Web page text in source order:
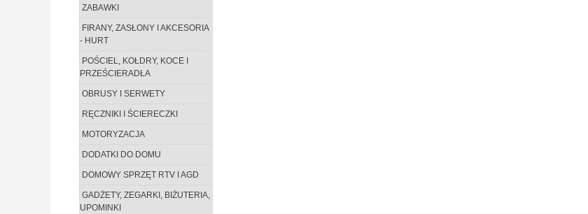
ZABAWKI
FIRANY, ZASŁONY I AKCESORIA
- HURT
POŚCIEL, KOŁDRY, KOCE I
PRZEŚCIERADŁA
OBRUSY I SERWETY
RĘCZNIKI I ŚCIERECZKI
MOTORYZACJA
DODATKI DO DOMU
DOMOWY SPRZĘT RTV I AGD
GADŻETY, ZEGARKI, BIŻUTERIA,
UPOMINKI